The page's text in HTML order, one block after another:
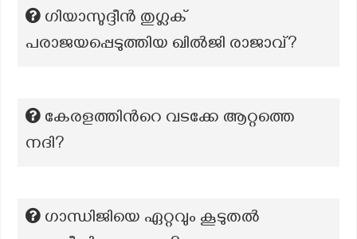
ഗിയാസുദ്ദീൻ തുഗ്ലക്
പരാജയപ്പെടുത്തിയ ഖിൽജി രാജാവ്?
കേരളത്തിന്‍റെ വടക്കേ ആറ്റത്തെ
നദി?
ഗാന്ധിജിയെ ഏറ്റവും കൂടുതൽ